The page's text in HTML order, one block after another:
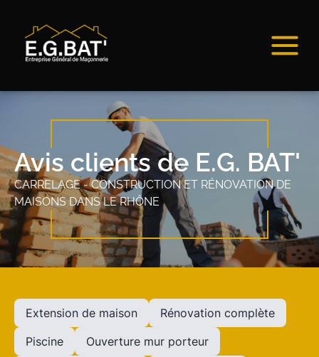
Avis clients de E.G. BAT'
CARRELAGE - CONSTRUCTION ET RÉNOVATION DE
MAISONS DANS LE RHÔNE
Extension de maison
Rénovation complète
Piscine
Ouverture mur porteur